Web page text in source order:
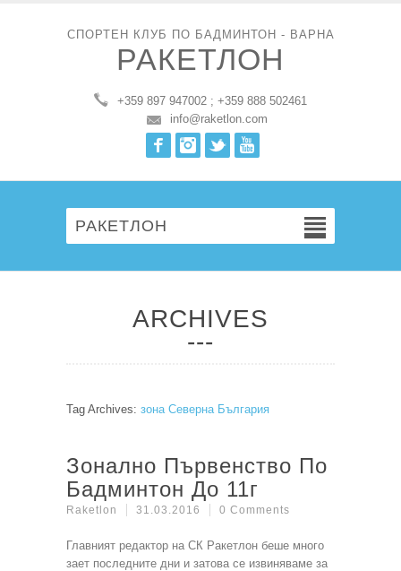
СПОРТЕН КЛУБ ПО БАДМИНТОН - ВАРНА
РАКЕТЛОН
+359 897 947002 ; +359 888 502461
info@raketlon.com
FacebookInstagram
Twitter
РАКЕТЛОН
ARCHIVES
Tag Archives: зона Северна България
Зонално Първенство По
Бадминтон До 11г
Raketlon 31.03.2016 0 Comments
Главният редактор на СК Ракетлон беше много
зает последните дни и затова се извиняваме за